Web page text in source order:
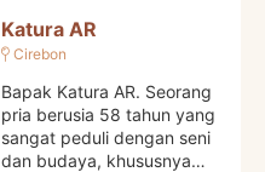
Katura AR
Cirebon
Bapak Katura AR. Seorang
pria berusia 58 tahun yang
sangat peduli dengan seni
dan budaya, khususnya…